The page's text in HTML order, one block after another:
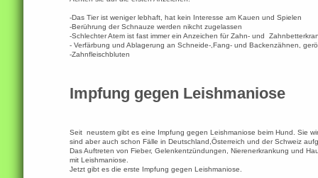
-Das Tier ist weniger lebhaft, hat kein Interesse am Kauen und Spielen
-Berührung der Schnauze werden nikcht zugelassen
-Schlechter Atem ist fast immer ein Anzeichen für Zahn- und
- Verfärbung und Ablagerung an Schneide-,Fang- und Backenzähnen,
-Zahnfleischbluten
Impfung gegen Leishmaniose
Seit neustem gibt es eine Impfung gegen Leishmaniose beim Hund. Sie
sind aber auch schon Fälle in Deutschland,Österreich und der Schweiz
Das Auftreten von Fieber, Gelenkentzündungen, Nierenerkrankung und
mit Leishmaniose.
Jetzt gibt es die erste Impfung gegen Leishmaniose.